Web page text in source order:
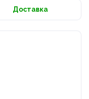
Доставка